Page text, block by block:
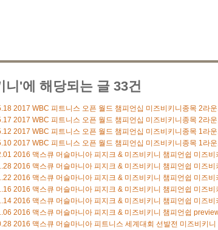
니'에 해당되는 글 33건
2017 WBC 피트니스 오픈 월드 챔피언십 미즈비키니종목 2라
2017 WBC 피트니스 오픈 월드 챔피언십 미즈비키니종목 2라
2017 WBC 피트니스 오픈 월드 챔피언십 미즈비키니종목 1라
2017 WBC 피트니스 오픈 월드 챔피언십 미즈비키니종목 1라
2016 맥스큐 머슬마니아 피지크 & 미즈비키니 챔피언쉽 미즈
2016 맥스큐 머슬마니아 피지크 & 미즈비키니 챔피언쉽 미즈비
2016 맥스큐 머슬마니아 피지크 & 미즈비키니 챔피언쉽 미즈
2016 맥스큐 머슬마니아 피지크 & 미즈비키니 챔피언쉽 미즈
2016 맥스큐 머슬마니아 피지크 & 미즈비키니 챔피언쉽 미즈
2016 맥스큐 머슬마니아 피지크 & 미즈비키니 챔피언쉽
2016 맥스큐 머슬마니아 피트니스 세계대회 선발전 미즈비키니